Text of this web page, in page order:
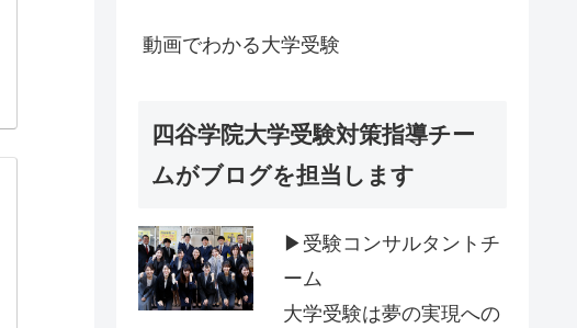
動画でわかる大学受験
四谷学院大学受験対策指導チー
ムがブログを担当します
▶受験コンサルタントチ
ーム
大学受験は夢の実現への